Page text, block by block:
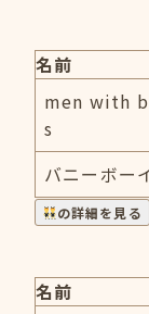
名前
men with
s
バニーボー
の詳細を見る
名前